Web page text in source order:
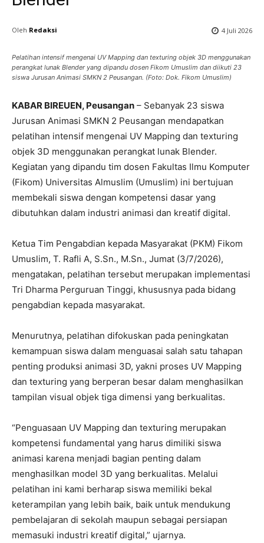
Oleh Redaksi 4 Juli 2026
Pelatihan intensif mengenai UV Mapping dan texturing objek 3D menggunakan
perangkat lunak Blender yang dipandu dosen Fikom Umuslim dan diikuti 23
siswa Jurusan Animasi SMKN 2 Peusangan. (Foto: Dok. Fikom Umuslim)
KABAR BIREUEN, Peusangan – Sebanyak 23 siswa
Jurusan Animasi SMKN 2 Peusangan mendapatkan
pelatihan intensif mengenai UV Mapping dan texturing
objek 3D menggunakan perangkat lunak Blender.
Kegiatan yang dipandu tim dosen Fakultas Ilmu Komputer
(Fikom) Universitas Almuslim (Umuslim) ini bertujuan
membekali siswa dengan kompetensi dasar yang
dibutuhkan dalam industri animasi dan kreatif digital.
Ketua Tim Pengabdian kepada Masyarakat (PKM) Fikom
Umuslim, T. Rafli A, S.Sn., M.Sn., Jumat (3/7/2026),
mengatakan, pelatihan tersebut merupakan implementasi
Tri Dharma Perguruan Tinggi, khususnya pada bidang
pengabdian kepada masyarakat.
Menurutnya, pelatihan difokuskan pada peningkatan
kemampuan siswa dalam menguasai salah satu tahapan
penting produksi animasi 3D, yakni proses UV Mapping
dan texturing yang berperan besar dalam menghasilkan
tampilan visual objek tiga dimensi yang berkualitas.
“Penguasaan UV Mapping dan texturing merupakan
kompetensi fundamental yang harus dimiliki siswa
animasi karena menjadi bagian penting dalam
menghasilkan model 3D yang berkualitas. Melalui
pelatihan ini kami berharap siswa memiliki bekal
keterampilan yang lebih baik, baik untuk mendukung
pembelajaran di sekolah maupun sebagai persiapan
memasuki industri kreatif digital,” ujarnya.